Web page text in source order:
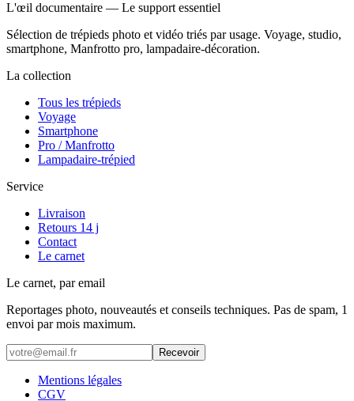
L'œil documentaire — Le support essentiel
Sélection de trépieds photo et vidéo triés par usage. Voyage, studio,
smartphone, Manfrotto pro, lampadaire-décoration.
La collection
Tous les trépieds
Voyage
Smartphone
Pro / Manfrotto
Lampadaire-trépied
Service
Livraison
Retours 14 j
Contact
Le carnet
Le carnet, par email
Reportages photo, nouveautés et conseils techniques. Pas de spam, 1
envoi par mois maximum.
Recevoir
Mentions légales
CGV